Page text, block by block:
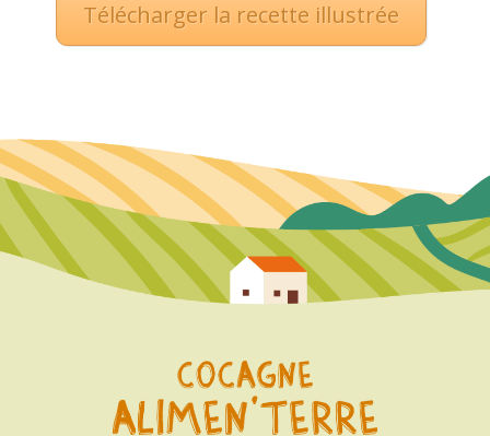
Télécharger la recette illustrée